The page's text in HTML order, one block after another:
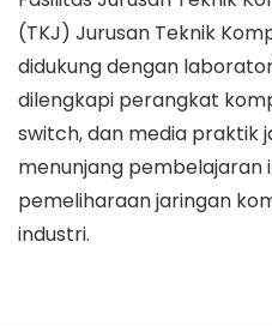
(TKJ) Jurusan Teknik
didukung dengan
dilengkapi perangkat
switch, dan media praktik
menunjang pembelajaran
pemeliharaan jaringan
industri.